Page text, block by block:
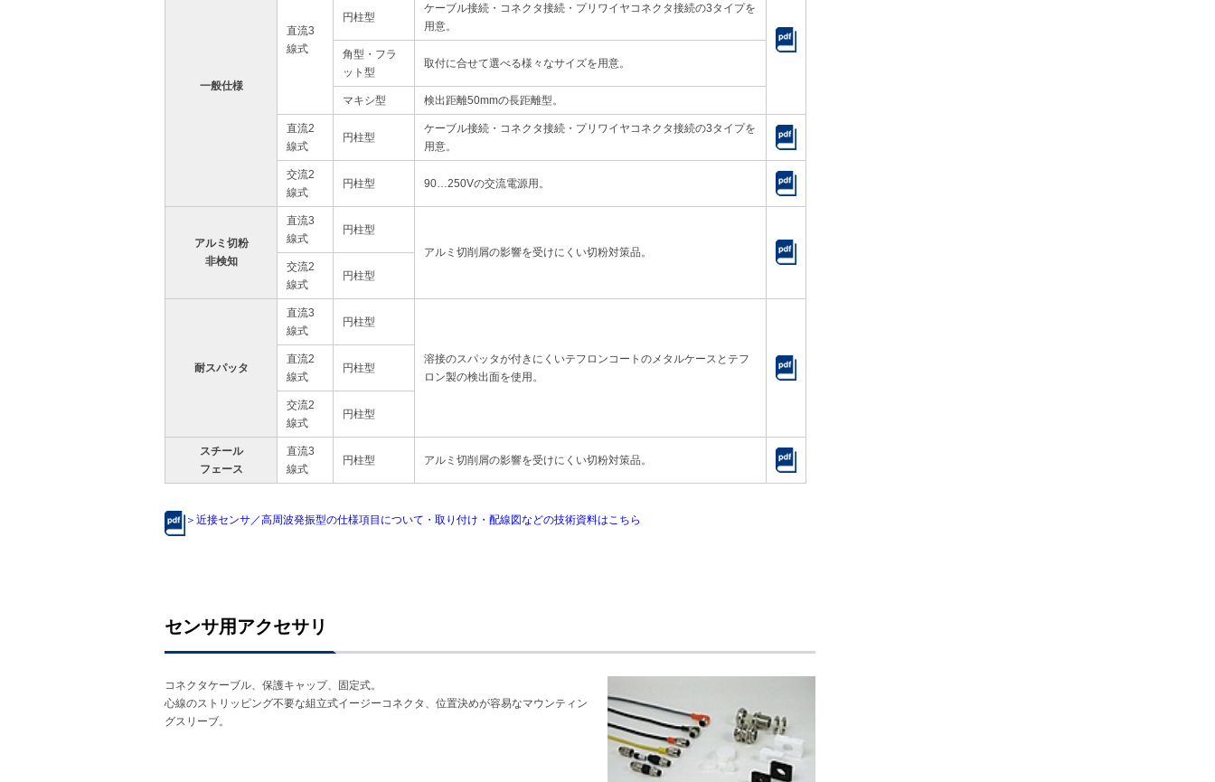
一般仕様
直流3
線式
円柱型
ケーブル接続・コネクタ接続・プリワイヤコネクタ接続の3タイプを
用意。
角型・フラ
ット型
取付に合せて選べる様々なサイズを用意。
マキシ型 検出距離50mmの長距離型。
直流2
線式
円柱型
ケーブル接続・コネクタ接続・プリワイヤコネクタ接続の3タイプを
用意。
交流2
線式
円柱型 90…250Vの交流電源用。
アルミ切粉
非検知
直流3
線式
円柱型
アルミ切削屑の影響を受けにくい切粉対策品。
交流2
線式
円柱型
耐スパッタ
直流3
線式
円柱型
溶接のスパッタが付きにくいテフロンコートのメタルケースとテフ
ロン製の検出面を使用。
直流2
線式
円柱型
交流2
線式
円柱型
スチール
フェース
直流3
線式
円柱型 アルミ切削屑の影響を受けにくい切粉対策品。
＞近接センサ／高周波発振型の仕様項目について・取り付け・配線図などの技術資料はこちら
センサ用アクセサリ
コネクタケーブル、保護キャップ、固定式。
心線のストリッピング不要な組立式イージーコネクタ、位置決めが容易なマウンティン
グスリーブ。